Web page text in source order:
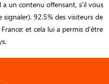
un contenu offensant, s'il vous
92.5% des visiteurs de
et cela lui a permis d’être